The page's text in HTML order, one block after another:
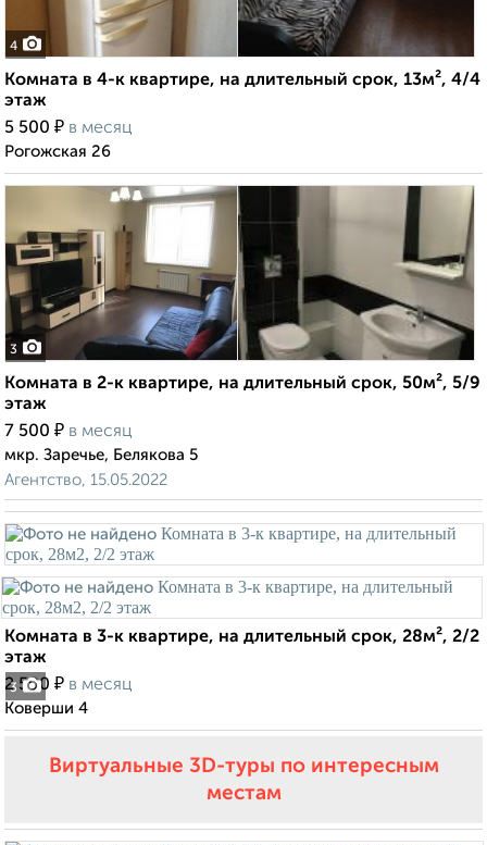
4
Комната в 4-к квартире, на длительный срок, 13м², 4/4
этаж
5 500 ₽ в месяц
Рогожская 26
3
Комната в 2-к квартире, на длительный срок, 50м², 5/9
этаж
7 500 ₽ в месяц
мкр. Заречье, Белякова 5
Агентство, 15.05.2022
3
Комната в 3-к квартире, на длительный срок, 28м², 2/2
этаж
2 500 ₽ в месяц
Коверши 4
Виртуальные 3D-туры по интересным
местам